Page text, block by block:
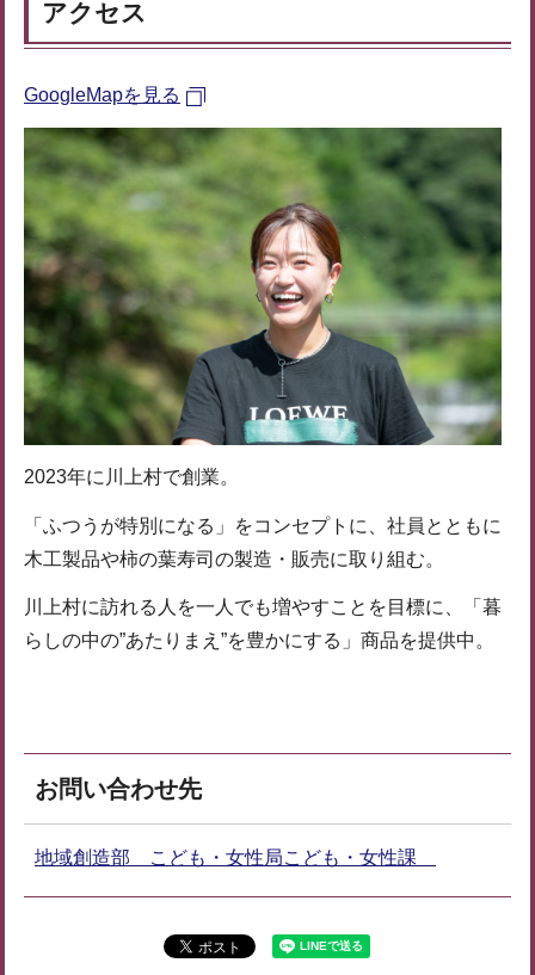
アクセス
GoogleMapを見る
2023年に川上村で創業。
「ふつうが特別になる」をコンセプトに、社員とともに
木工製品や柿の葉寿司の製造・販売に取り組む。
川上村に訪れる人を一人でも増やすことを目標に、「暮
らしの中の”あたりまえ”を豊かにする」商品を提供中。
お問い合わせ先
地域創造部 こども・女性局こども・女性課